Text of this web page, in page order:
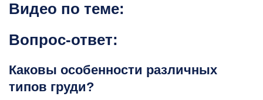
Видео по теме:
Вопрос-ответ:
Каковы особенности различных
типов груди?